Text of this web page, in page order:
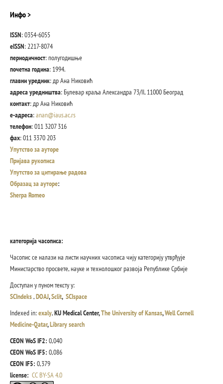
Инфо >
ISSN: 0354-6055
еISSN: 2217-8074
периодичност: полугодишње
почетна година: 1994.
главни уредник: др Ана Никовић
адреса уредништва: Булевар краља Александра 73/II, 11000 Београд
контакт: др Ана Никовић
е-адреса:anan@iaus.ac.rs
телефон: 011 3207 316
фаx: 011 3370 203
Упутство за ауторе
Пријава рукописа
Упутство за цитирање радова
Образац за ауторе:
Sherpa Romeo
категорија часописа:
Часопис се налази на листи научних часописа чију категорију утврђује
Министарство просвете, науке и технолошког развоја Републике Србије
Доступан у пуном тексту у:
SCIndeks,DOAJ,Sclit, SCIspace
Indexed in:exaly,KU Medical Center,The University of Kansas,Well Cornell
Medicine-Qatar,Library search
CEON WoS IF2: 0,040
CEON WoS IF5: 0,086
CEON IF5: 0,379
license: CC BY-SA 4.0